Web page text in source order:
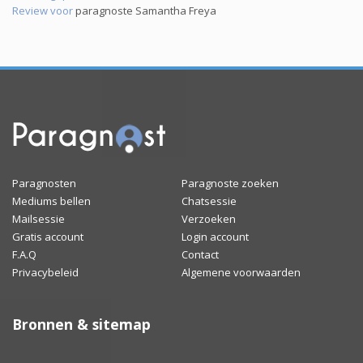
Review voorparagnoste Samantha Freya
Paragnosten
Paragnoste zoeken
Mediums bellen
Chatsessie
Mailsessie
Verzoeken
Gratis account
Login account
F.A.Q
Contact
Privacybeleid
Algemene voorwaarden
Bronnen & sitemap